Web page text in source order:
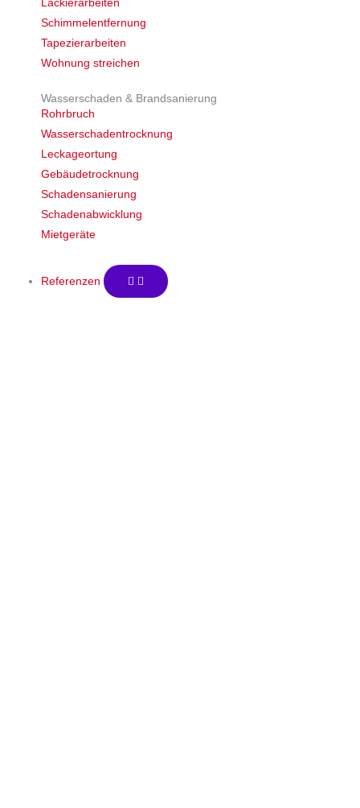
Lackierarbeiten
Schimmelentfernung
Tapezierarbeiten
Wohnung streichen
Wasserschaden & Brandsanierung
Rohrbruch
Wasserschadentrocknung
Leckageortung
Gebäudetrocknung
Schadensanierung
Schadenabwicklung
Mietgeräte
Referenzen